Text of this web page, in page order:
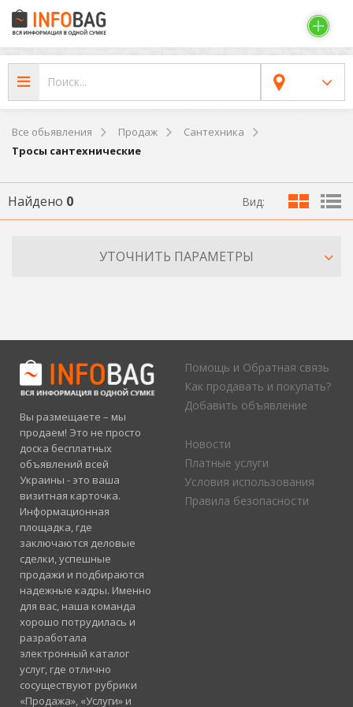
Все обьявления Продаж
Сантехника
Тросы сантехнические
Найдено 0 Вид:
УТОЧНИТЬ ПАРАМЕТРЫ
Вы размещаете – мы
продаем! Это не просто
доска бесплатных
объявлений всей
Украины - это ваша
визитная карточка.
Информационная
площадка, где
заключаются деловые
сделки, успешные
продажи и подбираются
надежные кадры. Именно
для вас, наша команда
хорошо потрудилась и
разработала
электронный каталог
услуг, где отлично
сосуществуют рубрики
«Продажа», «Услуги» и
Помощь и Обратная связь
Как продавать и покупать?
Добавить объявление
Новости
Платные услуги
Условия использования
Правила безопасности